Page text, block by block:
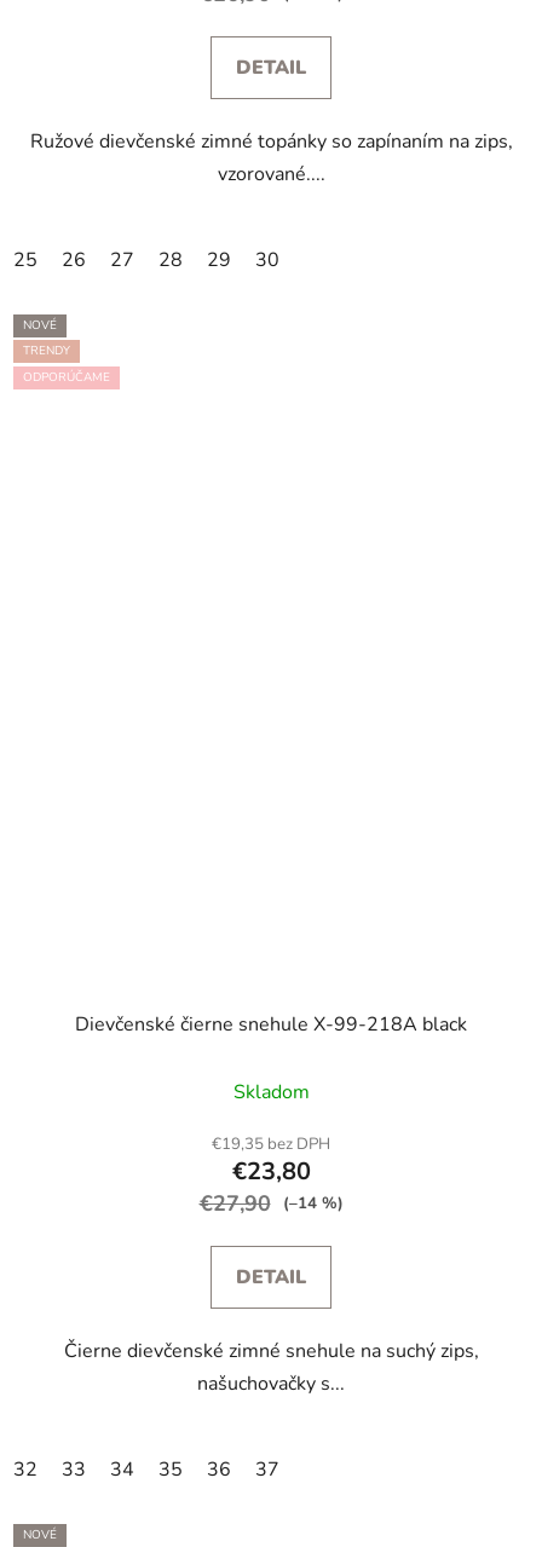
DETAIL
Ružové dievčenské zimné topánky so zapínaním na zips,
vzorované....
25 26 27 28 29 30
NOVÉ
TRENDY
ODPORÚČAME
Dievčenské čierne snehule X-99-218A black
Skladom
€19,35 bez DPH
€23,80
€27,90 (–14 %)
DETAIL
Čierne dievčenské zimné snehule na suchý zips,
našuchovačky s...
32 33 34 35 36 37
NOVÉ